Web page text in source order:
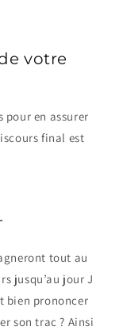
votre
pour en assurer
final est
tout au
jusqu’au jour J
bien prononcer
son trac ? Ainsi